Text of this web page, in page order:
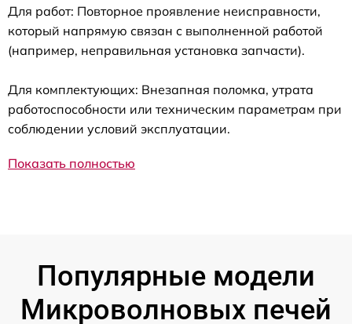
Для работ: Повторное проявление неисправности,
который напрямую связан с выполненной работой
(например, неправильная установка запчасти).
Для комплектующих: Внезапная поломка, утрата
работоспособности или техническим параметрам при
соблюдении условий эксплуатации.
Показать полностью
Популярные модели
Микроволновых печей